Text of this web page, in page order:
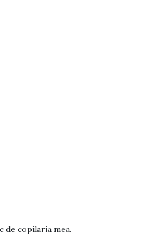
de copilaria mea.